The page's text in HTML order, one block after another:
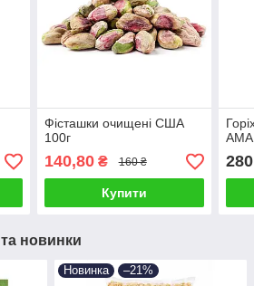
Фісташки очищені США
100г
140,80₴ 160 ₴
Купити
280
та новинки
Новинка –21%